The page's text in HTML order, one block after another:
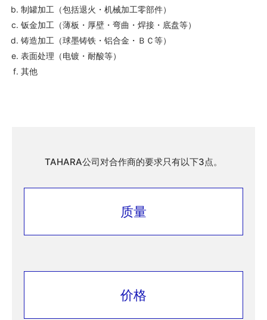
制罐加工（包括退火・机械加工零部件）
钣金加工（薄板・厚壁・弯曲・焊接・底盘等）
铸造加工（球墨铸铁・铝合金・ＢＣ等）
表面处理（电镀・耐酸等）
其他
TAHARA公司对合作商的要求只有以下3点。
质量
价格